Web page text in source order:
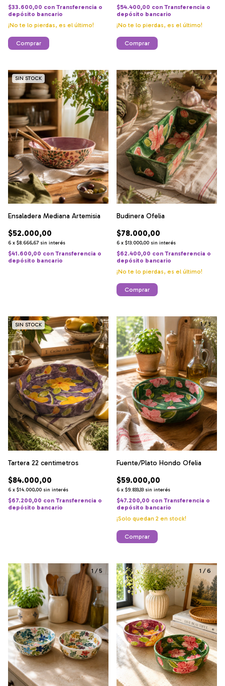
$33.600,00 con Transferencia o
depósito bancario
¡No te lo pierdas, es el último!
Comprar
$54.400,00 con Transferencia o
depósito bancario
¡No te lo pierdas, es el último!
Comprar
1/3
SIN STOCK
Ensaladera Mediana Artemisia
$52.000,00
6 x $8.666,67 sin interés
$41.600,00 con Transferencia o
depósito bancario
1/3
Budinera Ofelia
$78.000,00
6 x $13.000,00 sin interés
$62.400,00 con Transferencia o
depósito bancario
¡No te lo pierdas, es el último!
1/3
SIN STOCK
Tartera 22 centimetros
$84.000,00
6 x $14.000,00 sin interés
$67.200,00 con Transferencia o
depósito bancario
1/3
Fuente/Plato Hondo Ofelia
$59.000,00
6 x $9.833,33 sin interés
$47.200,00 con Transferencia o
depósito bancario
¡Solo quedan 2 en stock!
1 / 5 1 /6